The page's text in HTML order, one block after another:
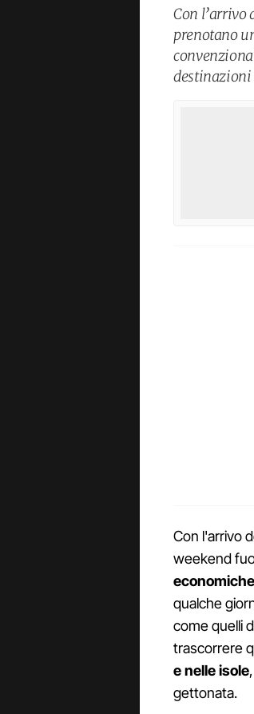
Con l’arrivo
prenotano
destinazioni
Con l'arrivo
weekend
qualche
come quelli
trascorrere
e nelle isole
gettonata.